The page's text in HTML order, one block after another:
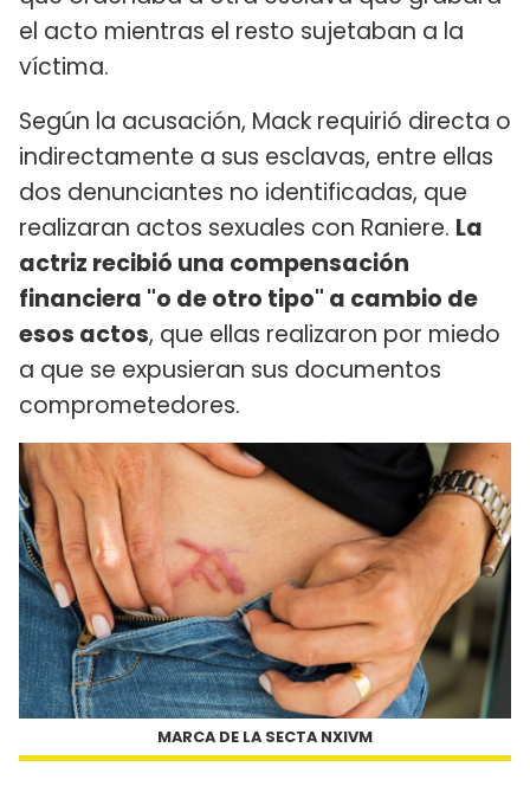
el acto mientras el resto sujetaban a la
víctima.
Según la acusación, Mack requirió directa o
indirectamente a sus esclavas, entre ellas
dos denunciantes no identificadas, que
realizaran actos sexuales con Raniere. La
actriz recibió una compensación
financiera "o de otro tipo" a cambio de
esos actos, que ellas realizaron por miedo
a que se expusieran sus documentos
comprometedores.
MARCA DE LA SECTA NXIVM